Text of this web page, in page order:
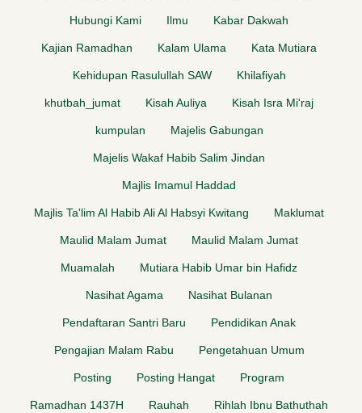
Hubungi Kami Ilmu Kabar Dakwah
Kajian Ramadhan Kalam Ulama Kata Mutiara
Kehidupan Rasulullah SAW Khilafiyah
khutbah_jumat Kisah Auliya Kisah Isra Mi'raj
kumpulan Majelis Gabungan
Majelis Wakaf Habib Salim Jindan
Majlis Imamul Haddad
Majlis Ta'lim Al Habib Ali Al Habsyi Kwitang Maklumat
Maulid Malam Jumat Maulid Malam Jumat
Muamalah Mutiara Habib Umar bin Hafidz
Nasihat Agama Nasihat Bulanan
Pendaftaran Santri Baru Pendidikan Anak
Pengajian Malam Rabu Pengetahuan Umum
Posting Posting Hangat Program
Ramadhan 1437H Rauhah Rihlah Ibnu Bathuthah